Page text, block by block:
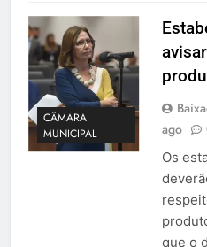
CÂMARA
MUNICIPAL
ago
Os
que o